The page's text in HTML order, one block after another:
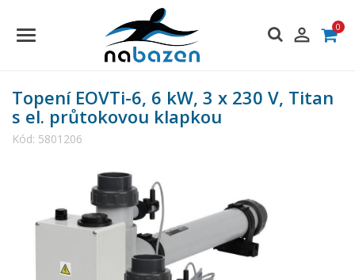
 0
Topení EOVTi-6, 6 kW, 3 x 230 V, Titan
s el. průtokovou klapkou
Kód: 5801206